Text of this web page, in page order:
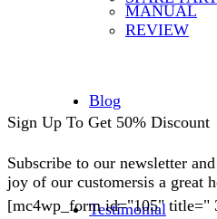
MANUAL
REVIEW
Blog
Testimonial
Sign Up To Get 50% Discount
Subscribe to our newsletter
joy of our customersis a great
[mc4wp_form id="105"